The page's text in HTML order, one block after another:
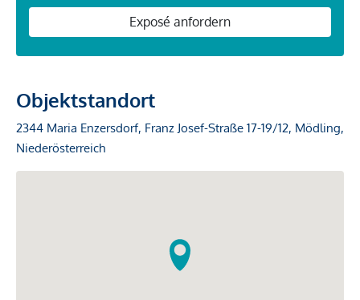
Exposé anfordern
Objektstandort
2344 Maria Enzersdorf, Franz Josef-Straße 17-19/12, Mödling,
Niederösterreich